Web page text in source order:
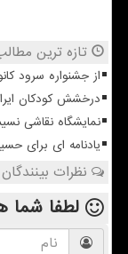
تازه ترین
از جشنواره سرود
درخشش کودکان
نمایشگاه نقاشی
یادنامه ای برای
نظرات
لطفا